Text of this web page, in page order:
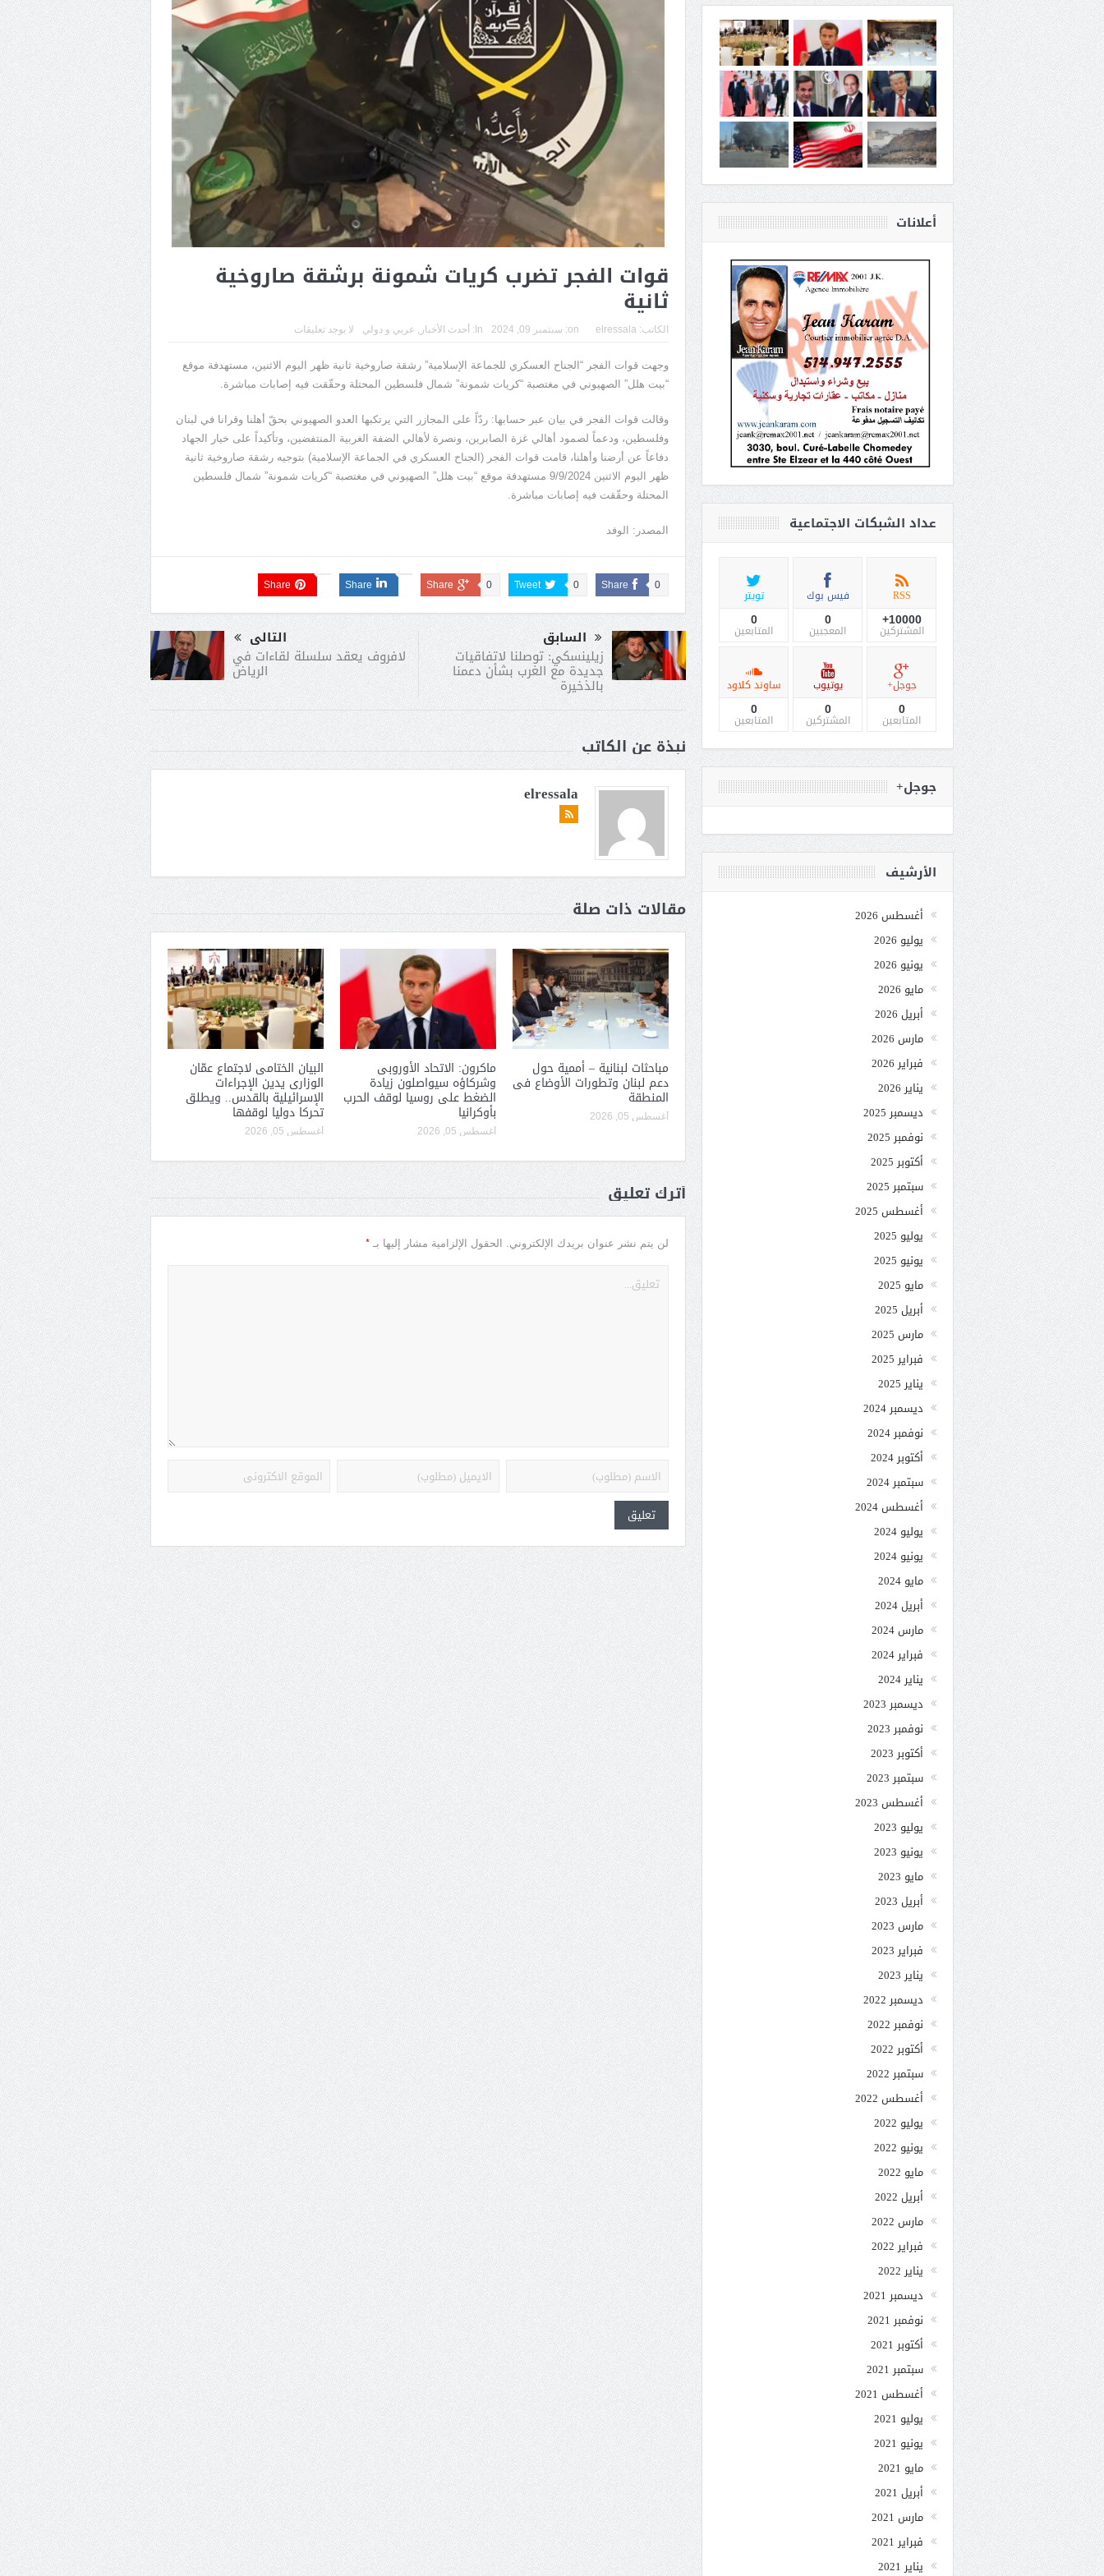
قوات الفجر تضرب كريات شمونة برشقة صاروخية
ثانية
الكاتب: elressala
on: سبتمبر 09, 2024 In: أحدث الأخبار عربي و دولي لا يوجد تعليقات
وجهت قوات الفجر “الجناح العسكري للجماعة الإسلامية” رشقة صاروخية ثانية ظهر اليوم الاثنين، مستهدفة موقع
“بيت هلل” الصهيوني في مغتصبة “كريات شمونة” شمال فلسطين المحتلة وحقّقت فيه إصابات مباشرة.
وقالت قوات الفجر في بيان عبر حسابها: ردّاً على المجازر التي يرتكبها العدو الصهيوني بحقّ أهلنا وقرانا في لبنان
وفلسطين، ودعماً لصمود أهالي غزة الصابرين، ونصرة لأهالي الضفة الغربية المنتفضين، وتأكيداً على خيار الجهاد
دفاعاً عن أرضنا وأهلنا، قامت قوات الفجر (الجناح العسكري في الجماعة الإسلامية) بتوجيه رشقة صاروخية ثانية
ظهر اليوم الاثنين 9/9/2024 مستهدفة موقع “بيت هلل” الصهيوني في مغتصبة “كريات شمونة” شمال فلسطين
المحتلة وحقّقت فيه إصابات مباشرة.
المصدر: الوفد
Share 0
Tweet 0
Share 0
Share
Share
السابق
زيلينسكي: توصلنا لاتفاقيات
جديدة مع الغرب بشأن دعمنا
بالذخيرة
التالى
لافروف يعقد سلسلة لقاءات في
الرياض
نبذة عن الكاتب
elressala
مقالات ذات صلة
مباحثات لبنانية – أممية حول
دعم لبنان وتطورات الأوضاع فى
المنطقة
أغسطس 05, 2026
ماكرون: الاتحاد الأوروبى
وشركاؤه سيواصلون زيادة
الضغط على روسيا لوقف الحرب
بأوكرانيا
أغسطس 05, 2026
البيان الختامى لاجتماع عمّان
الوزارى يدين الإجراءات
الإسرائيلية بالقدس.. ويطلق
تحركا دوليا لوقفها
أغسطس 05, 2026
أترك تعليق
لن يتم نشر عنوان بريدك الإلكتروني. الحقول الإلزامية مشار إليها بـ *
أعلانات
عداد الشبكات الاجتماعية
RSS
10000+
المشتركين
فيس بوك
0
المعجبين
تويتر
0
المتابعين
جوجل+
0
المتابعين
يوتيوب
0
المشتركين
ساوند كلاود
0
المتابعين
جوجل+
الأرشيف
أغسطس 2026
يوليو 2026
يونيو 2026
مايو 2026
أبريل 2026
مارس 2026
فبراير 2026
يناير 2026
ديسمبر 2025
نوفمبر 2025
أكتوبر 2025
سبتمبر 2025
أغسطس 2025
يوليو 2025
يونيو 2025
مايو 2025
أبريل 2025
مارس 2025
فبراير 2025
يناير 2025
ديسمبر 2024
نوفمبر 2024
أكتوبر 2024
سبتمبر 2024
أغسطس 2024
يوليو 2024
يونيو 2024
مايو 2024
أبريل 2024
مارس 2024
فبراير 2024
يناير 2024
ديسمبر 2023
نوفمبر 2023
أكتوبر 2023
سبتمبر 2023
أغسطس 2023
يوليو 2023
يونيو 2023
مايو 2023
أبريل 2023
مارس 2023
فبراير 2023
يناير 2023
ديسمبر 2022
نوفمبر 2022
أكتوبر 2022
سبتمبر 2022
أغسطس 2022
يوليو 2022
يونيو 2022
مايو 2022
أبريل 2022
مارس 2022
فبراير 2022
يناير 2022
ديسمبر 2021
نوفمبر 2021
أكتوبر 2021
سبتمبر 2021
أغسطس 2021
يوليو 2021
يونيو 2021
مايو 2021
أبريل 2021
مارس 2021
فبراير 2021
يناير 2021